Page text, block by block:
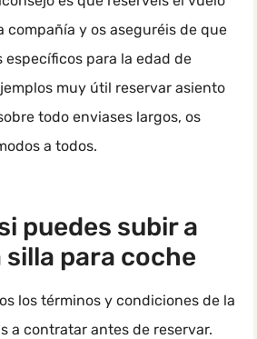
compañía y os aseguréis de que
específicos para la edad de
muy útil reservar asiento
todo enviases largos, os
a todos.
puedes subir a
para coche
los términos y condiciones de la
a contratar antes de reservar.